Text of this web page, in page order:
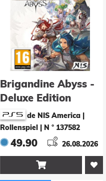
Brigandine Abyss -
Deluxe Edition
de NIS America |
Rollenspiel
N ° 137582
49.90 26.08.2026
